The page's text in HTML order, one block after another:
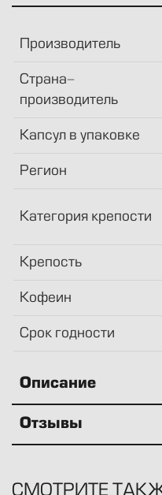
Производитель
Страна-
производитель
Капсул в упаковке
Регион
Категория крепости
Крепость
Кофеин
Срок годности
Описание
Отзывы
СМОТРИТЕ